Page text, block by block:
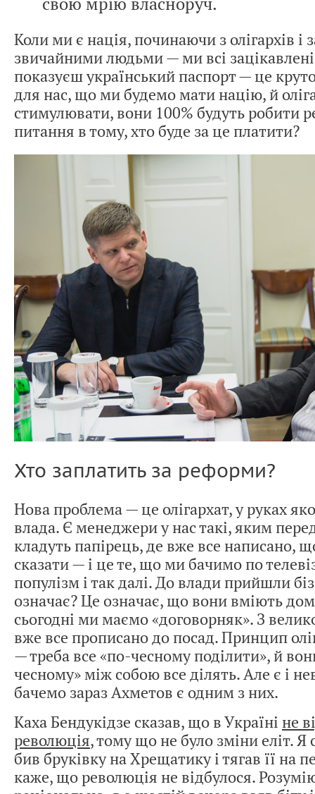
Коли ми є нація, починаючи з олігархів і
звичайними людьми — ми всі
показуєш український паспорт — це
для нас, що ми будемо мати націю, й
стимулювати, вони 100% будуть робити
питання в тому, хто буде за це платити?
Хто заплатить за реформи?
Нова проблема — це олігархат, у руках
влада. Є менеджери у нас такі, яким
кладуть папірець, де вже все написано,
сказати — і це те, що ми бачимо по
популізм і так далі. До влади прийшли
означає? Це означає, що вони вміють
сьогодні ми маємо «договорняк». З
вже все прописано до посад. Принцип
— треба все «по-чесному поділити», й
чесному» між собою все ділять. Але є і
бачемо зараз Ахметов є одним з них.
Каха Бендукідзе сказав, що в Україні не
революція, тому що не було зміни еліт. Я
бив бруківку на Хрещатику і тягав її на
каже, що революція не відбулося.